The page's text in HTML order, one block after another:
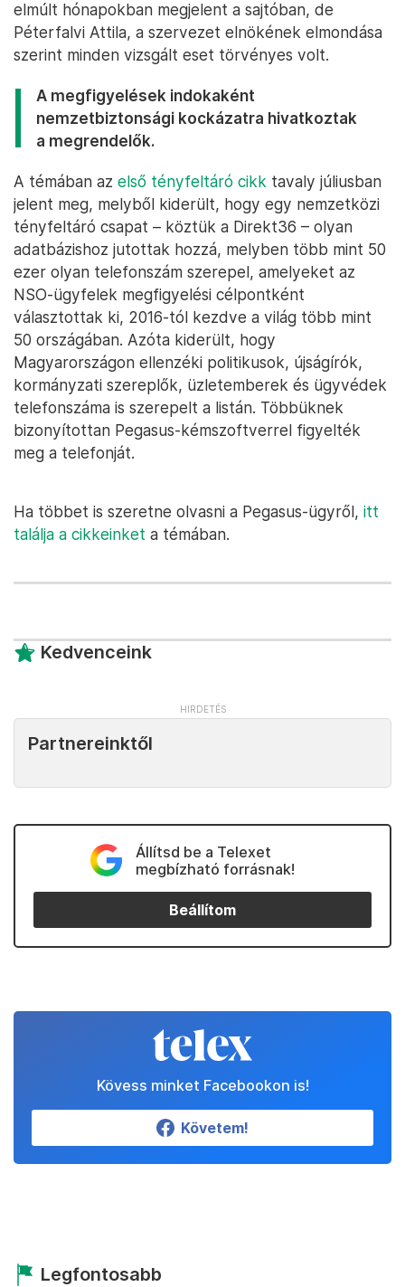
elmúlt hónapokban megjelent a sajtóban, de
Péterfalvi Attila, a szervezet elnökének elmondása
szerint minden vizsgált eset törvényes volt.
A megfigyelések indokaként
nemzetbiztonsági kockázatra hivatkoztak
a megrendelők.
A témában az első tényfeltáró cikk tavaly júliusban
jelent meg, melyből kiderült, hogy egy nemzetközi
tényfeltáró csapat – köztük a Direkt36 – olyan
adatbázishoz jutottak hozzá, melyben több mint 50
ezer olyan telefonszám szerepel, amelyeket az
NSO-ügyfelek megfigyelési célpontként
választottak ki, 2016-tól kezdve a világ több mint
50 országában. Azóta kiderült, hogy
Magyarországon ellenzéki politikusok, újságírók,
kormányzati szereplők, üzletemberek és ügyvédek
telefonszáma is szerepelt a listán. Többüknek
bizonyítottan Pegasus-kémszoftverrel figyelték
meg a telefonját.
Ha többet is szeretne olvasni a Pegasus-ügyről, itt
találja a cikkeinket a témában.
Kedvenceink
Partnereinktől
Állítsd be a Telexet
megbízható forrásnak!
Beállítom
Kövess minket Facebookon is!
Követem!
Legfontosabb